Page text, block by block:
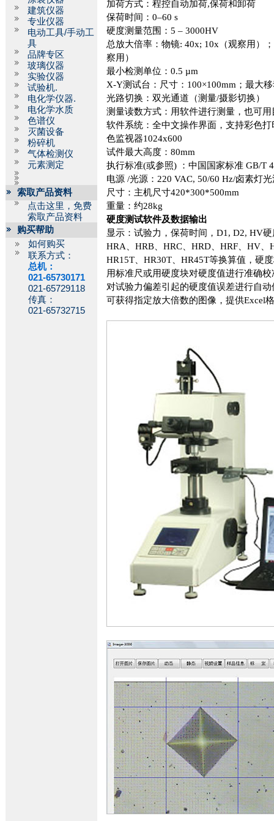
建筑仪器
专业仪器
电动工具/手动工
具
品牌专区
玻璃仪器
实验仪器
试验机.
电化学仪器.
电化学水质
色谱仪
灭菌设备
粉碎机
气体检测仪
元素测定
索取产品资料
点击这里，免费
索取产品资料
购买帮助
如何购买
联系方式：
总机：
021-65730171
021-65729118
传真：
021-65732715
加荷方式：程控自动加荷,保荷和卸荷
保荷时间：0–60 s
硬度测量范围：5– 3000HV
总放大倍率：物镜: 40x; 10x （观察用）
察用）
最小检测单位：0.5 µm
X-Y测试台：尺寸： 100×100mm ；最大
光路切换：双光通道（测量/摄影切换）
测量读数方式：用软件进行测量，也可用
软件系统：全中文操作界面，支持彩色
色监视器1024x600
试件最大高度：80mm
执行标准(或参照) ：中国国家标准 GB/T
电源 /光源： 220 VAC, 50/60 Hz/卤素灯光
尺寸：主机尺寸420*300*500mm
重量：约28kg
硬度测试软件及数据输出
显示：试验力，保荷时间，D1, D2, HV硬
HRA 、HRB 、HRC 、HRD 、HRF 、HV 、
HR15T 、HR30T 、HR45T等换算值，硬
用标准尺或用硬度块对硬度值进行准确校
对试验力偏差引起的硬度值误差进行自动
可获得指定放大倍数的图像，提供Excel